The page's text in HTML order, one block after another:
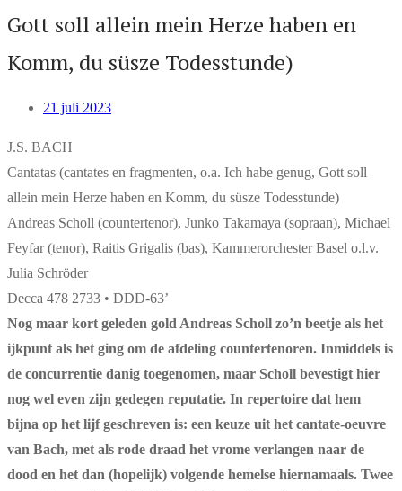
Gott soll allein mein Herze haben en
Komm, du süsze Todesstunde)
21 juli 2023
J.S. BACH
Cantatas (cantates en fragmenten, o.a. Ich habe genug, Gott soll
allein mein Herze haben en Komm, du süsze Todesstunde)
Andreas Scholl (countertenor), Junko Takamaya (sopraan), Michael
Feyfar (tenor), Raitis Grigalis (bas), Kammerorchester Basel o.l.v.
Julia Schröder
Decca 478 2733 • DDD-63’
Nog maar kort geleden gold Andreas Scholl zo’n beetje als het
ijkpunt als het ging om de afdeling countertenoren. Inmiddels is
de concurrentie danig toegenomen, maar Scholl bevestigt hier
nog wel even zijn gedegen reputatie. In repertoire dat hem
bijna op het lijf geschreven is: een keuze uit het cantate-oeuvre
van Bach, met als rode draad het vrome verlangen naar de
dood en het dan (hopelijk) volgende hemelse hiernamaals. Twee